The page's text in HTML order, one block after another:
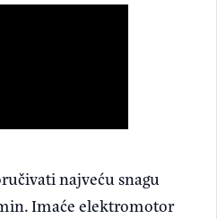
najveću snagu
Imaće elektromotor